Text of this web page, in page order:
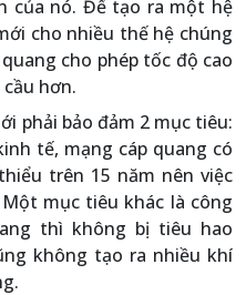
của nó. Để tạo ra một hệ
cho nhiều thế hệ chúng
cho phép tốc độ cao
hơn.
phải bảo đảm 2 mục tiêu:
tế, mạng cáp quang có
trên 15 năm nên việc
mục tiêu khác là công
thì không bị tiêu hao
không tạo ra nhiều khí